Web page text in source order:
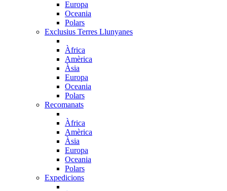
Europa
Oceania
Polars
Exclusius Terres Llunyanes
Àfrica
Amèrica
Àsia
Europa
Oceania
Polars
Recomanats
Àfrica
Amèrica
Àsia
Europa
Oceania
Polars
Expedicions